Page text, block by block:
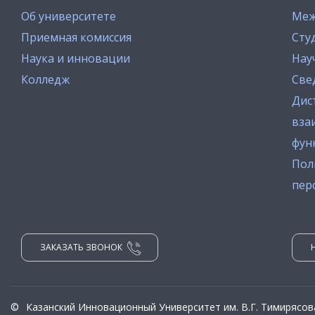
Об университете
Приемная комиссия
Наука и инновации
Колледж
ЗАКАЗАТЬ ЗВОНОК
©
Казанский Инновационный Университет им. В.Г.